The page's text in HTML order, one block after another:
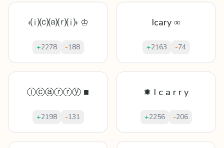
‹⒤⒞⒜⒭⒤› ♔
+2278 -188
Icary ∞
+2163 -74
Ⓘⓒⓐⓡⓡⓨ ■
+2198 -131
✹ I c a r r y
+2256 -206